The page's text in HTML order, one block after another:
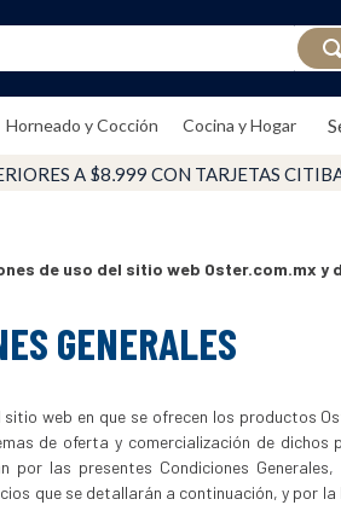
Horneado y Cocción Cocina y Hogar
COMPRAS SUPERIORES A $2,399
de uso del sitio web Oster.com.mx y
GENERALES
sitio web en que se ofrecen los productos
de oferta y comercialización de
por las presentes Condiciones
que se detallarán a continuación, y por